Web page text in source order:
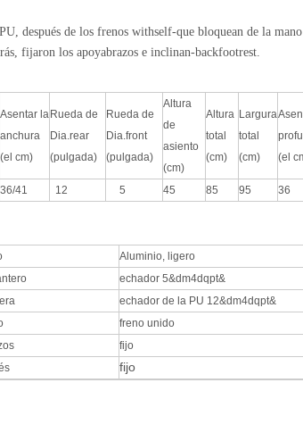
después de los frenos withself-que bloquean de la mano
fijaron los apoyabrazos e inclinan-backfootrest.
Asentar la
anchura
(el cm)
Rueda de
Dia.rear
(pulgada)
Rueda de
Dia.front
(pulgada)
Altura
de
asiento
(cm)
Altura
total
(cm)
Largura
total
(cm)
(el
36/41 12 5 45 85 95 36
Aluminio, ligero
echador 5&dm4dqpt&
echador de la PU 12&dm4dqpt&
freno unido
fijo
fijo